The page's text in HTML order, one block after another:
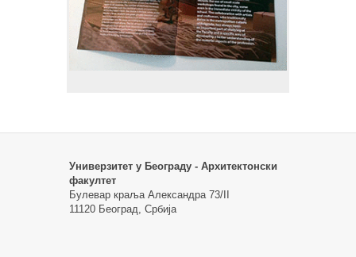
Универзитет у Београду - Архитектонски
факултет
Булевар краља Александра 73/II
11120 Београд, Србија